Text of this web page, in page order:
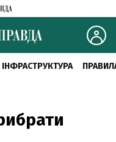
ІНФРАСТРУКТУРА